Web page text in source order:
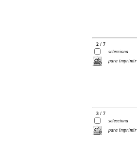
2 / 7
selecciona
para imprimir
3 / 7
selecciona
para imprimir